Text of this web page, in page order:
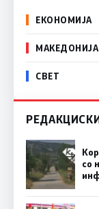
ЕКОНОМИЈА
МАКЕДОНИЈА
СВЕТ
со